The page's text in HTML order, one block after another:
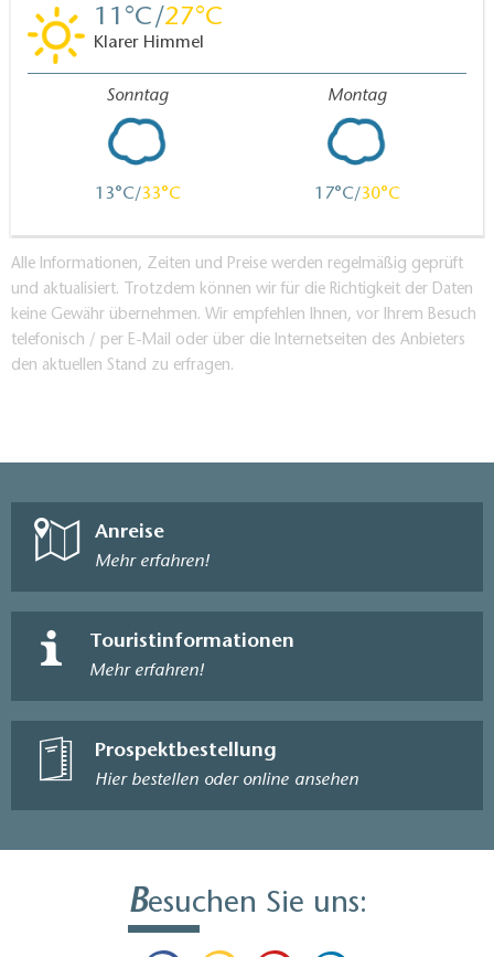
11 27
Klarer Himmel
Sonntag
13 33
Montag
17 30
Alle Informationen, Zeiten und Preise werden regelmäßig geprüft
und aktualisiert. Trotzdem können wir für die Richtigkeit der Daten
keine Gewähr übernehmen. Wir empfehlen Ihnen, vor Ihrem Besuch
telefonisch / per E-Mail oder über die Internetseiten des Anbieters
den aktuellen Stand zu erfragen.
Anreise
Mehr erfahren!
Touristinformationen
Mehr erfahren!
Prospektbestellung
Hier bestellen oder online ansehen
Besuchen Sie uns: